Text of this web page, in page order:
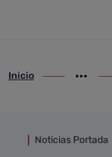
ir-a inicio
Inicio
Noticias Portada